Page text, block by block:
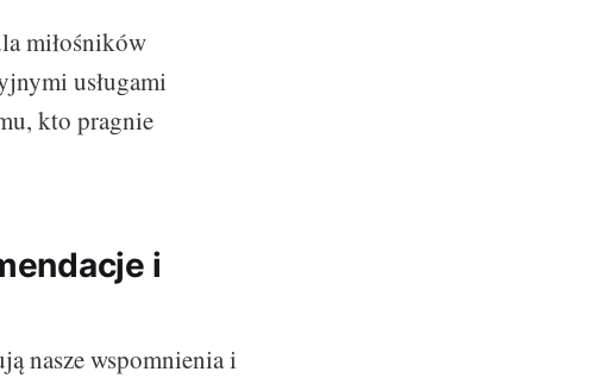
miłośników
usługami
kto pragnie
i
nasze wspomnienia i